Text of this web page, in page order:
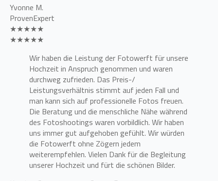
Yvonne M.
ProvenExpert
★★★★★
★★★★★
Wir haben die Leistung der Fotowerft für unsere
Hochzeit in Anspruch genommen und waren
durchweg zufrieden. Das Preis-/
Leistungsverhältnis stimmt auf jeden Fall und
man kann sich auf professionelle Fotos freuen.
Die Beratung und die menschliche Nähe während
des Fotoshootings waren vorbildlich. Wir haben
uns immer gut aufgehoben gefühlt. Wir würden
die Fotowerft ohne Zögern jedem
weiterempfehlen. Vielen Dank für die Begleitung
unserer Hochzeit und fürt die schönen Bilder.